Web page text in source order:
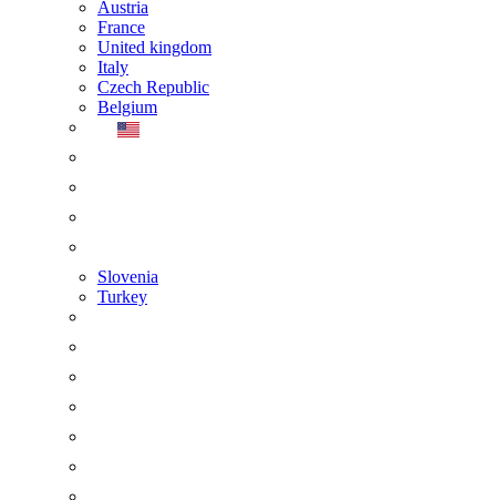
Austria
France
United kingdom
Italy
Czech Republic
Belgium
Slovenia
Turkey